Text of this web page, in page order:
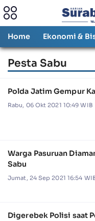
Home Ekonomi &
Pesta Sabu
Polda Jatim Gempur
Rabu, 06 Okt 2021 10:49 WIB
Warga Pasuruan
Sabu
Jumat, 24 Sep 2021 16:54
Digerebek Polisi saat